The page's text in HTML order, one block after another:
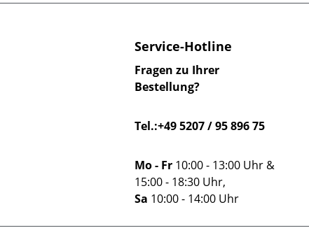
Service-Hotline
Fragen zu Ihrer
Bestellung?
Tel.:+49 5207 / 95 896 75
Mo - Fr 10:00 - 13:00 Uhr &
15:00 - 18:30 Uhr,
Sa 10:00 - 14:00 Uhr